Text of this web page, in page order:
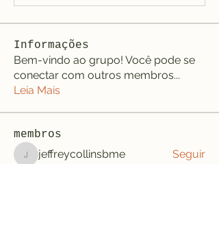
Informações
Bem-vindo ao grupo! Você pode se
conectar com outros membros...
Leia Mais
membros
jeffreycollinsbme
jeffreycollinsbme
Seguir